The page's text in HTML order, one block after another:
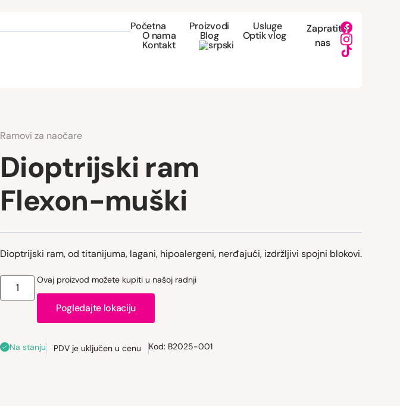
Početna Proizvodi Usluge
O nama Blog Optik vlog
Kontakt
Zapratite
nas
Ramovi za naočare
Dioptrijski ram
Flexon-muški
Dioptrijski ram, od titanijuma, lagani, hipoalergeni, nerđajući, izdržljivi spojni blokovi.
Ovaj proizvod možete kupiti u našoj radnji
Pogledajte lokaciju
Na stanju PDV je uključen u cenu Kod: B2025-001